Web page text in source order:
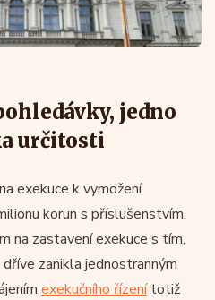
jedno
určitosti
exekuce k vymožení
korun s příslušenstvím.
na zastavení exekuce s tím,
zanikla jednostranným
exekučního řízenítotiž